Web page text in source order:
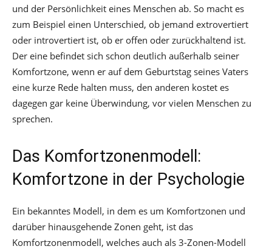
und der Persönlichkeit eines Menschen ab. So macht es
zum Beispiel einen Unterschied, ob jemand extrovertiert
oder introvertiert ist, ob er offen oder zurückhaltend ist.
Der eine befindet sich schon deutlich außerhalb seiner
Komfortzone, wenn er auf dem Geburtstag seines Vaters
eine kurze Rede halten muss, den anderen kostet es
dagegen gar keine Überwindung, vor vielen Menschen zu
sprechen.
Das Komfortzonenmodell:
Komfortzone in der Psychologie
Ein bekanntes Modell, in dem es um Komfortzonen und
darüber hinausgehende Zonen geht, ist das
Komfortzonenmodell, welches auch als 3-Zonen-Modell